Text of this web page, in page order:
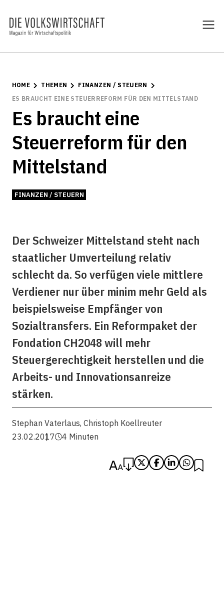
HOME THEMEN
FINANZEN / STEUERN
ES BRAUCHT EINE STEUERREFORM FÜR DEN MITTELSTAND
Es braucht eine
Steuerreform für den
Mittelstand
FINANZEN / STEUERN
Der Schweizer Mittelstand steht nach
staatlicher Umverteilung relativ
schlecht da. So verfügen viele mittlere
Verdiener nur über minim mehr Geld als
beispielsweise Empfänger von
Sozialtransfers. Ein Reformpaket der
Fondation CH2048 will mehr
Steuergerechtigkeit herstellen und die
Arbeits- und Innovationsanreize
stärken.
Stephan Vaterlaus, Christoph Koellreuter
23.02.2017
4 Minuten